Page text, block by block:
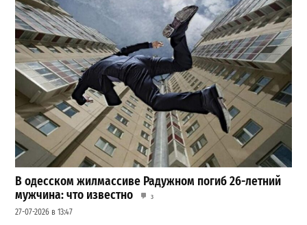
В одесском жилмассиве Радужном погиб 26-летний
мужчина: что известно
3
27-07-2026 в 13:47